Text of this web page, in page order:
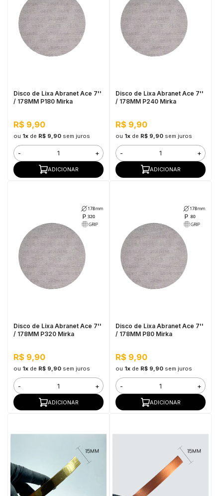
Disco de Lixa Abranet Ace 7''
/ 178MM P180 Mirka
R$ 9,90
ou 1xde R$ 9,90 sem juros
- +
ADICIONAR
Disco de Lixa Abranet Ace 7''
/ 178MM P240 Mirka
R$ 9,90
ou 1xde R$ 9,90 sem juros
- +
ADICIONAR
Disco de Lixa Abranet Ace 7''
/ 178MM P320 Mirka
R$ 9,90
ou 1xde R$ 9,90 sem juros
- +
ADICIONAR
Disco de Lixa Abranet Ace 7''
/ 178MM P80 Mirka
R$ 9,90
ou 1xde R$ 9,90 sem juros
- +
ADICIONAR